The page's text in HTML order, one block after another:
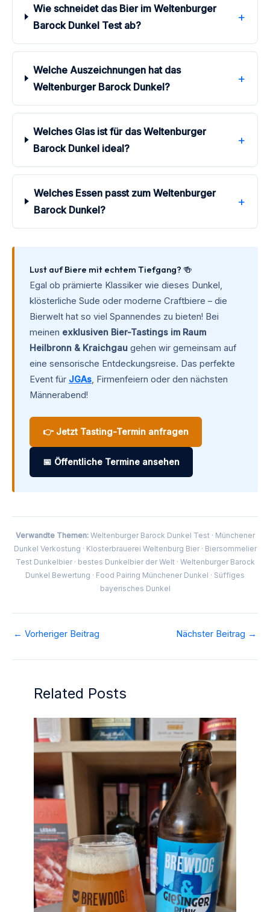
Wie schneidet das Bier im Weltenburger
Barock Dunkel Test ab?
+
Welche Auszeichnungen hat das
Weltenburger Barock Dunkel?
+
Welches Glas ist für das Weltenburger
Barock Dunkel ideal?
+
Welches Essen passt zum Weltenburger
Barock Dunkel?
+
Lust auf Biere mit echtem Tiefgang? 🍻
Egal ob prämierte Klassiker wie dieses Dunkel,
klösterliche Sude oder moderne Craftbiere – die
Bierwelt hat so viel Spannendes zu bieten! Bei
meinen exklusiven Bier-Tastings im Raum
Heilbronn & Kraichgau gehen wir gemeinsam auf
eine sensorische Entdeckungsreise. Das perfekte
Event für JGAs, Firmenfeiern oder den nächsten
Männerabend!
👉 Jetzt Tasting-Termin anfragen
📅 Öffentliche Termine ansehen
Verwandte Themen:Weltenburger Barock Dunkel Test · Münchener
Dunkel Verkostung · Klosterbrauerei Weltenburg Bier · Biersommelier
Test Dunkelbier · bestes Dunkelbier der Welt · Weltenburger Barock
Dunkel Bewertung · Food Pairing Münchener Dunkel · Süffiges
bayerisches Dunkel
← Vorheriger Beitrag Nächster Beitrag →
Related Posts